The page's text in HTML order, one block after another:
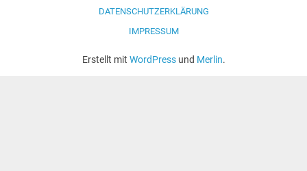
DATENSCHUTZERKLÄRUNG
IMPRESSUM
Erstellt mit WordPressund Merlin.